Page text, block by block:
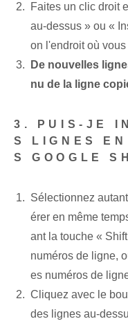
Faites un clic droit
au-dessus » ⁣ou «
on l'endroit où
De nouvelles
nu de la ligne
3. PUIS-JE
S LIGNES EN
S GOOGLE
Sélectionnez
érer en même
ant la touche «
numéros de ligne,
es numéros de
Cliquez avec le
des lignes au-